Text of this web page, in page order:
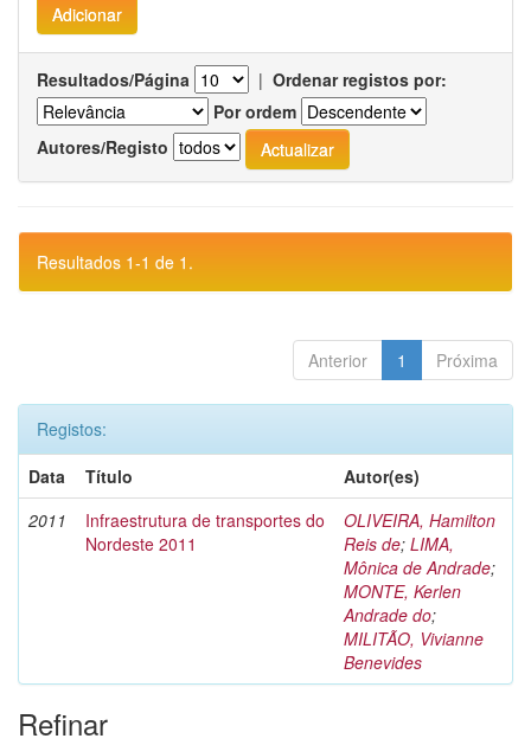
Resultados/Página | Ordenar registos por:
Por ordem
Autores/Registo
Resultados 1-1 de 1.
Anterior 1 Próxima
Registos:
Data
Título
Autor(es)
2011
Infraestrutura de transportes do
Nordeste 2011
OLIVEIRA, Hamilton
Reis de; LIMA,
Mônica de Andrade;
MONTE, Kerlen
Andrade do;
MILITÃO, Vivianne
Benevides
Refinar